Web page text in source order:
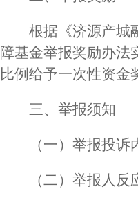
根据《济源产城
障基金举报奖励办法
比例给予一次性资金
三、举报须知
（一）举报投
（二）举报人